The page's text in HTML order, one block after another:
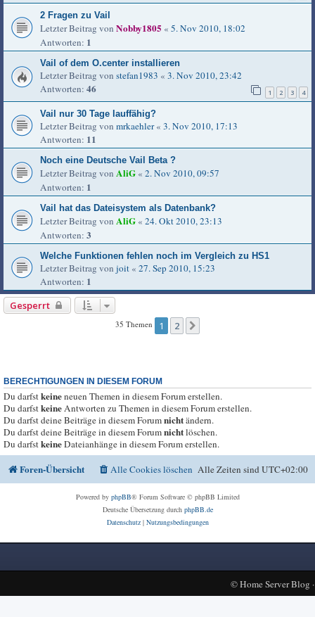
2 Fragen zu Vail
Letzter Beitrag von Nobby1805 « 5. Nov 2010, 18:02
Antworten: 1
Vail of dem O.center installieren
Letzter Beitrag von stefan1983 « 3. Nov 2010, 23:42
Antworten: 46 1 2 3 4
Vail nur 30 Tage lauffähig?
Letzter Beitrag von mrkaehler« 3. Nov 2010, 17:13
Antworten: 11
Noch eine Deutsche Vail Beta ?
Letzter Beitrag von AliG « 2. Nov 2010, 09:57
Antworten: 1
Vail hat das Dateisystem als Datenbank?
Letzter Beitrag von AliG « 24. Okt 2010, 23:13
Antworten: 3
Welche Funktionen fehlen noch im Vergleich zu HS1
Letzter Beitrag von joit « 27. Sep 2010, 15:23
Antworten: 1
Gesperrt
35 Themen 1 2
BERECHTIGUNGEN IN DIESEM FORUM
Du darfstkeineneuen Themen in diesem Forum erstellen.
Du darfstkeineAntworten zu Themen in diesem Forum erstellen.
Du darfst deine Beiträge in diesem Forumnichtändern.
Du darfst deine Beiträge in diesem Forumnichtlöschen.
Du darfstkeineDateianhänge in diesem Forum erstellen.
Foren-Übersicht Alle Zeiten sindUTC+02:00
Alle Cookies löschen
Powered by phpBB® Forum Software © phpBB Limited
Deutsche Übersetzung durch phpBB.de
Datenschutz| Nutzungsbedingungen
©Home Server Blog